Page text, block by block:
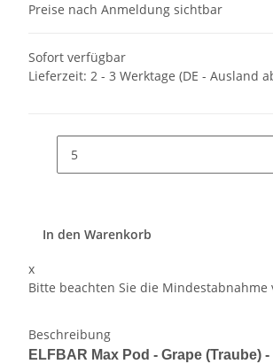
Preise nach Anmeldung sichtbar
Sofort verfügbar
Lieferzeit: 2 - 3 Werktage (DE - Ausland
In den Warenkorb
x
Bitte beachten Sie die Mindestabnahme
Beschreibung
ELFBAR Max Pod - Grape (Traube)